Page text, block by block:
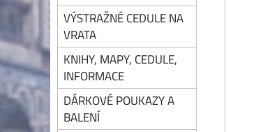
VÝSTRAŽNÉ CEDULE NA
VRATA
KNIHY, MAPY, CEDULE,
INFORMACE
DÁRKOVÉ POUKAZY A
BALENÍ